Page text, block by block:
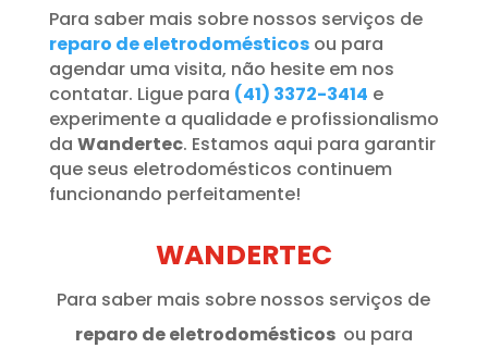
Para saber mais sobre nossos serviços de
reparo de eletrodomésticos ou para
agendar uma visita, não hesite em nos
contatar. Ligue para (41) 3372-3414 e
experimente a qualidade e profissionalismo
da Wandertec. Estamos aqui para garantir
que seus eletrodomésticos continuem
funcionando perfeitamente!
WANDERTEC
Para saber mais sobre nossos serviços de
reparo de eletrodomésticos ou para